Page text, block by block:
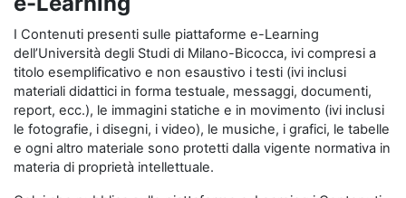
I Contenuti presenti sulle piattaforme e-Learning
dell’Università degli Studi di Milano-Bicocca, ivi compresi a
titolo esemplificativo e non esaustivo i testi (ivi inclusi
materiali didattici in forma testuale, messaggi, documenti,
report, ecc.), le immagini statiche e in movimento (ivi inclusi
le fotografie, i disegni, i video), le musiche, i grafici, le tabelle
e ogni altro materiale sono protetti dalla vigente normativa in
materia di proprietà intellettuale.